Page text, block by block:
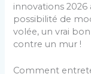
innovations
possibilité de
volée, un vrai
contre un mur !
Comment